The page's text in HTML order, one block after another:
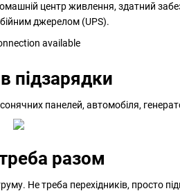
центр живлення, здатний
джерелом (UPS).
підзарядки
панелей, автомобіля,
разом
Не треба перехідників, просто